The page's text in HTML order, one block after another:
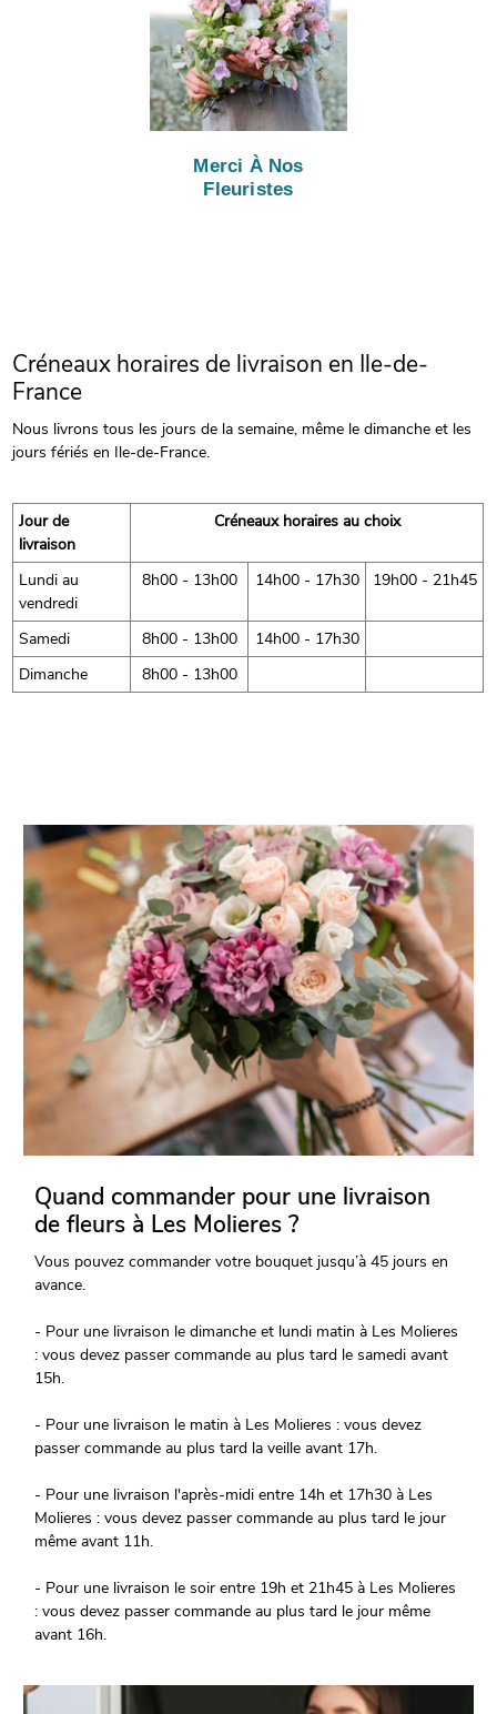
Merci À Nos
Fleuristes
Créneaux horaires de livraison en Ile-de-
France
Nous livrons tous les jours de la semaine, même le dimanche et les
jours fériés en Ile-de-France.
Jour de
livraison
Créneaux horaires au choix
Lundi au
vendredi
8h00 - 13h00 14h00 - 17h30 19h00 - 21h45
Samedi 8h00 - 13h00
14h00 - 17h30
Dimanche
8h00 - 13h00
Quand commander pour une livraison
de fleurs à Les Molieres ?
Vous pouvez commander votre bouquet jusqu’à 45 jours en
avance.
- Pour une livraison le dimanche et lundi matin à Les Molieres
: vous devez passer commande au plus tard le samedi avant
15h.
- Pour une livraison le matin à Les Molieres : vous devez
passer commande au plus tard la veille avant 17h.
- Pour une livraison l'après-midi entre 14h et 17h30 à Les
Molieres : vous devez passer commande au plus tard le jour
même avant 11h.
- Pour une livraison le soir entre 19h et 21h45 à Les Molieres
: vous devez passer commande au plus tard le jour même
avant 16h.